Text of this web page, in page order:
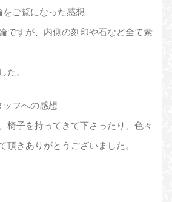
ご覧になった感想
ですが、内側の刻印や石など全て素
た。
ッフへの感想
椅子を持ってきて下さったり、色々
頂きありがとうございました。